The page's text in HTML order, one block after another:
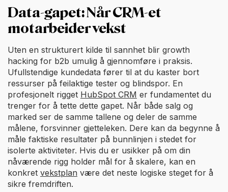
Data-gapet: Når CRM-et
motarbeider vekst
Uten en strukturert kilde til sannhet blir growth
hacking for b2b umulig å gjennomføre i praksis.
Ufullstendige kundedata fører til at du kaster bort
ressurser på feilaktige tester og blindspor. En
profesjonelt rigget HubSpot CRM er fundamentet du
trenger for å tette dette gapet. Når både salg og
marked ser de samme tallene og deler de samme
målene, forsvinner gjetteleken. Dere kan da begynne å
måle faktiske resultater på bunnlinjen i stedet for
isolerte aktiviteter. Hvis du er usikker på om din
nåværende rigg holder mål for å skalere, kan en
konkret vekstplan være det neste logiske steget for å
sikre fremdriften.